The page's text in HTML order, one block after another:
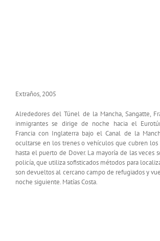
Extraños, 2005
Alrededores del Túnel de la Mancha, Sangatte,
inmigrantes se dirige de noche hacia el
Francia con Inglaterra bajo el Canal de la
ocultarse en los trenes o vehículos que cubren
hasta el puerto de Dover. La mayoría de las veces
policía, que utiliza sofisticados métodos para
son devueltos al cercano campo de refugiados y
noche siguiente. Matías Costa.